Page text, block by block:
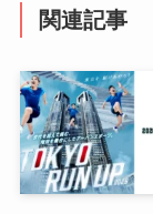
関連記事